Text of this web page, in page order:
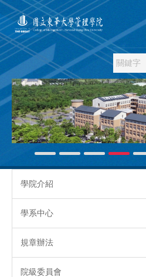
跳
到
主
要
內
容
區
學院介紹
學系中心
規章辦法
院級委員會